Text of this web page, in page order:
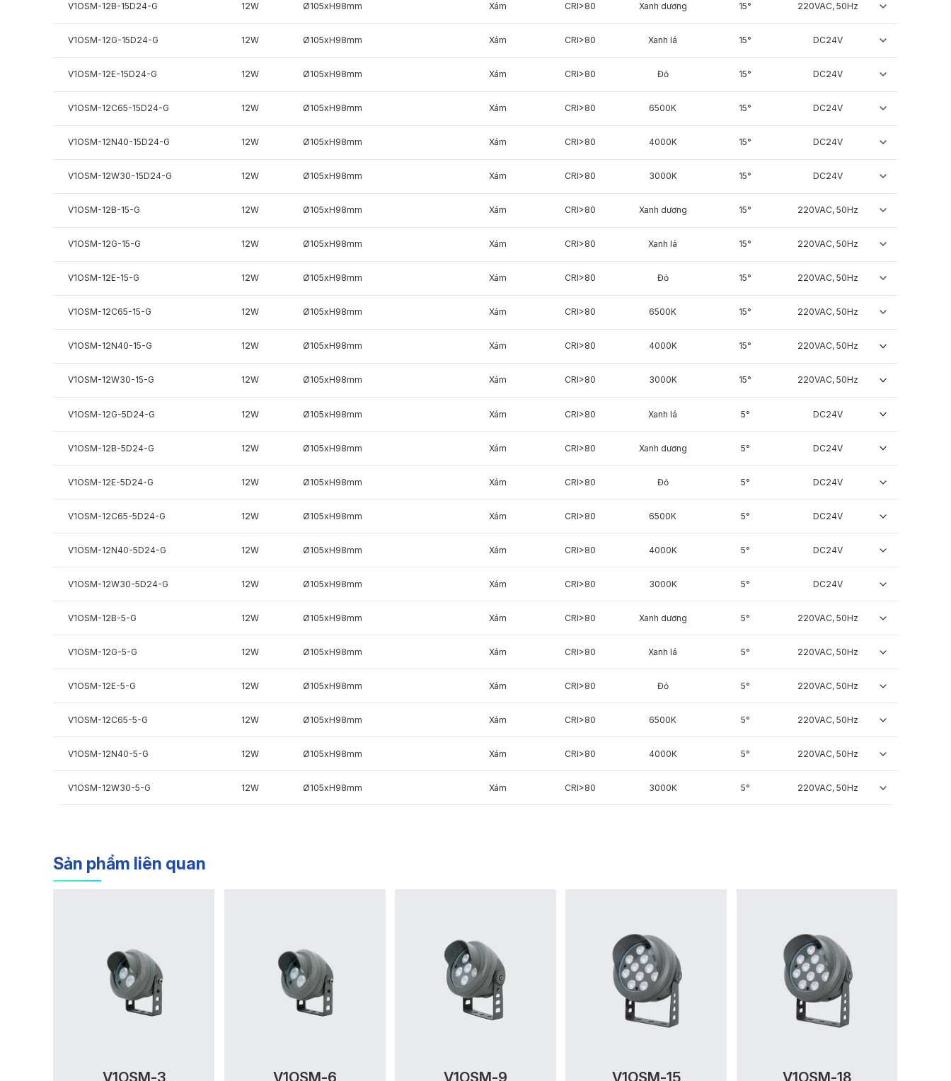
V1OSM-12B-15D24-G 12W Ø105xH98mm Xám CRI>80 Xanh dương 15° 220VAC, 50Hz
V1OSM-12G-15D24-G 12W Ø105xH98mm Xám CRI>80 Xanh lá 15° DC24V
V1OSM-12E-15D24-G 12W Ø105xH98mm Xám CRI>80 Đỏ 15° DC24V
V1OSM-12C65-15D24-G 12W Ø105xH98mm Xám CRI>80 6500K 15° DC24V
V1OSM-12N40-15D24-G 12W Ø105xH98mm Xám CRI>80 4000K 15° DC24V
V1OSM-12W30-15D24-G 12W Ø105xH98mm Xám CRI>80 3000K 15° DC24V
V1OSM-12B-15-G 12W Ø105xH98mm Xám CRI>80 Xanh dương 15° 220VAC, 50Hz
V1OSM-12G-15-G 12W Ø105xH98mm Xám CRI>80 Xanh lá 15° 220VAC, 50Hz
V1OSM-12E-15-G 12W Ø105xH98mm Xám CRI>80 Đỏ 15° 220VAC, 50Hz
V1OSM-12C65-15-G 12W Ø105xH98mm Xám CRI>80 6500K 15° 220VAC, 50Hz
V1OSM-12N40-15-G 12W Ø105xH98mm Xám CRI>80 4000K 15° 220VAC, 50Hz
V1OSM-12W30-15-G 12W Ø105xH98mm Xám CRI>80 3000K 15° 220VAC, 50Hz
V1OSM-12G-5D24-G 12W Ø105xH98mm Xám CRI>80 Xanh lá 5° DC24V
V1OSM-12B-5D24-G 12W Ø105xH98mm Xám CRI>80 Xanh dương 5° DC24V
V1OSM-12E-5D24-G 12W Ø105xH98mm Xám CRI>80 Đỏ 5° DC24V
V1OSM-12C65-5D24-G 12W Ø105xH98mm Xám CRI>80 6500K 5° DC24V
V1OSM-12N40-5D24-G 12W Ø105xH98mm Xám CRI>80 4000K 5° DC24V
V1OSM-12W30-5D24-G 12W Ø105xH98mm Xám CRI>80 3000K 5° DC24V
V1OSM-12B-5-G 12W Ø105xH98mm Xám CRI>80 Xanh dương 5° 220VAC, 50Hz
V1OSM-12G-5-G 12W Ø105xH98mm Xám CRI>80 Xanh lá 5° 220VAC, 50Hz
V1OSM-12E-5-G 12W Ø105xH98mm Xám CRI>80 Đỏ 5° 220VAC, 50Hz
V1OSM-12C65-5-G 12W Ø105xH98mm Xám CRI>80 6500K 5° 220VAC, 50Hz
V1OSM-12N40-5-G 12W Ø105xH98mm Xám CRI>80 4000K 5° 220VAC, 50Hz
V1OSM-12W30-5-G 12W Ø105xH98mm Xám CRI>80 3000K 5° 220VAC, 50Hz
Sản phẩm liên quan
V1OSM-3 V1OSM-6 V1OSM-9 V1OSM-15 V1OSM-18